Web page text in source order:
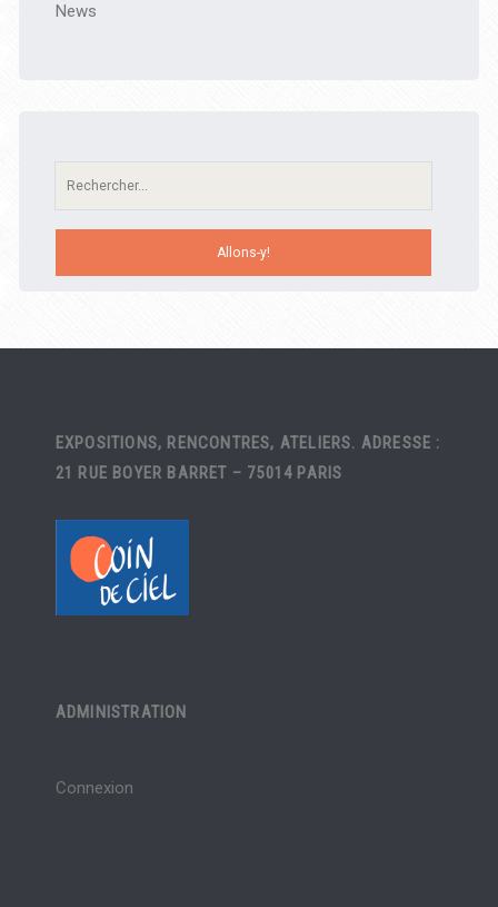
News
Recherche:
EXPOSITIONS, RENCONTRES, ATELIERS. ADRESSE :
21 RUE BOYER BARRET – 75014 PARIS
ADMINISTRATION
Connexion